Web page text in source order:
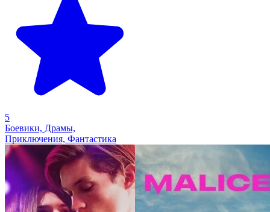
5
Боевики, Драмы,
Приключения, Фантастика